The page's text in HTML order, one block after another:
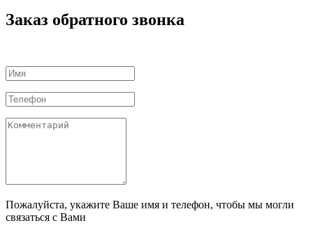
Заказ обратного звонка
Пожалуйста, укажите Ваше имя и телефон, чтобы мы могли
связаться с Вами